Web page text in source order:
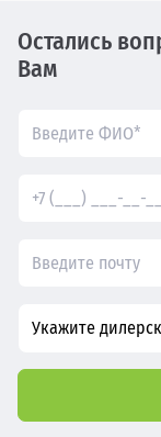
Остались
Вам
Укажите